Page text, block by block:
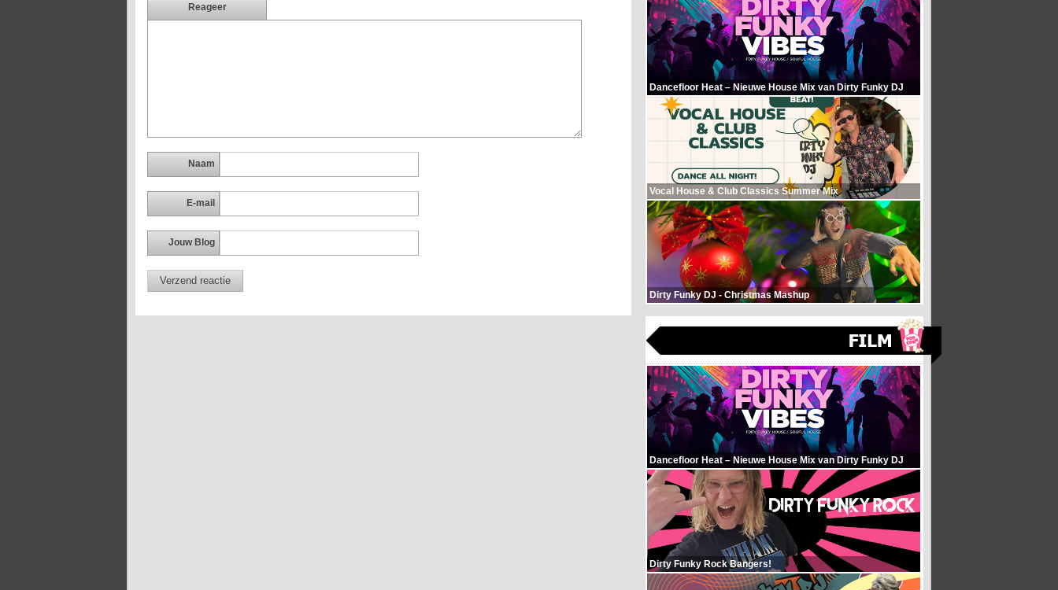
Reageer
Naam
E-mail
Jouw Blog
Dancefloor Heat – Nieuwe House Mix van Dirty Funky DJ
Vocal House & Club Classics Summer Mix
Dirty Funky DJ - Christmas Mashup
Dancefloor Heat – Nieuwe House Mix van Dirty Funky DJ
Dirty Funky Rock Bangers!